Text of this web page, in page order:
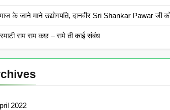
के जाने माने उद्योगपति, दानवीर Sri Shankar Pawar जी
राम राम कछ – रामे ती काई संबंध
2022